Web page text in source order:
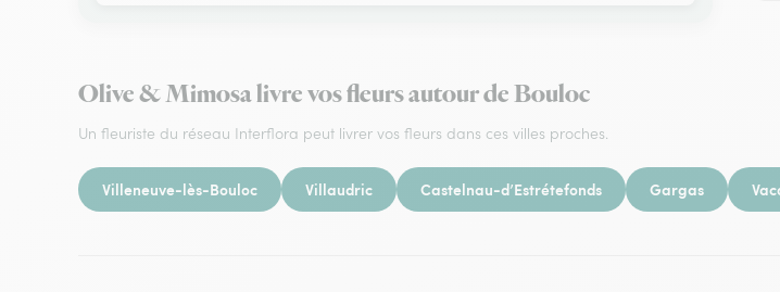
Olive & Mimosa livre vos fleurs autour de Bouloc
Un fleuriste du réseau Interflora peut livrer vos fleurs dans ces villes proches.
Villeneuve-lès-Bouloc Villaudric Castelnau-d’Estrétefonds Gargas